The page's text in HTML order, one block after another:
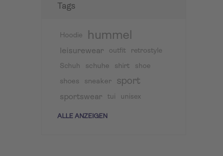
Tags
Hoodie hummel
leisurewear outfit retrostyle
Schuh schuhe shirt shoe
shoes sneaker sport
sportswear tui unisex
ALLE ANZEIGEN